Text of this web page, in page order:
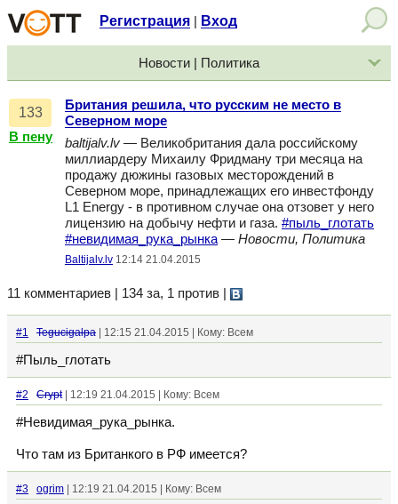
Регистрация Вход
Новости | Политика
133
В пену
Британия решила, что русским не место в
Северном море
baltijalv.lv — Великобритания дала российскому
миллиардеру Михаилу Фридману три месяца на
продажу дюжины газовых месторождений в
Северном море, принадлежащих его инвестфонду
L1 Energy - в противном случае она отзовет у него
лицензию на добычу нефти и газа. #пыль_глотать
#невидимая_рука_рынка — Новости, Политика
Baltijalv.lv 12:14 21.04.2015
11 комментариев | 134 за, 1 против
#1 Tegucigalpa | 12:15 21.04.2015 | Кому: Всем
#Пыль_глотать
#2 Crypt| 12:19 21.04.2015 | Кому: Всем
#Невидимая_рука_рынка.
Что там из Британкого в РФ имеется?
#3 ogrim | 12:19 21.04.2015 | Кому: Всем